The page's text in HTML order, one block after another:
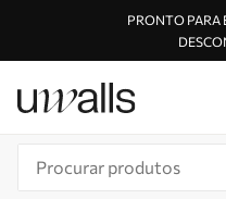
PRONTO PARA